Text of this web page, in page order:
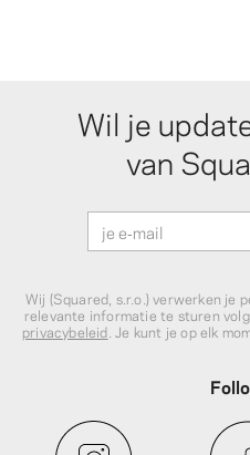
Wil je
van
Wij (Squared, s.r.o.) verwerken je
relevante informatie te sturen
privacybeleid . Je kunt je op elk